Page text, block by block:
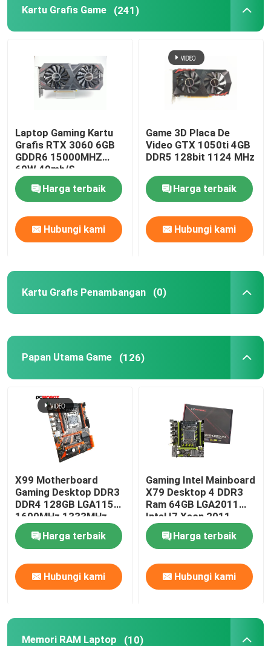
Kartu Grafis Game (241)
Laptop Gaming Kartu
Grafis RTX 3060 6GB
GDDR6 15000MHZ
60W 49mh/S
Harga terbaik
Hubungi kami
Game 3D Placa De
Video GTX 1050ti 4GB
DDR5 128bit 1124 MHz
Harga terbaik
Hubungi kami
Kartu Grafis Penambangan (0)
Papan Utama Game (126)
X99 Motherboard
Gaming Desktop DDR3
DDR4 128GB LGA1155
1600MHz 1333MHz
Harga terbaik
Hubungi kami
Gaming Intel Mainboard
X79 Desktop 4 DDR3
Ram 64GB LGA2011
Intel I7 Xeon 2011
Harga terbaik
Hubungi kami
Memori RAM Laptop (10)